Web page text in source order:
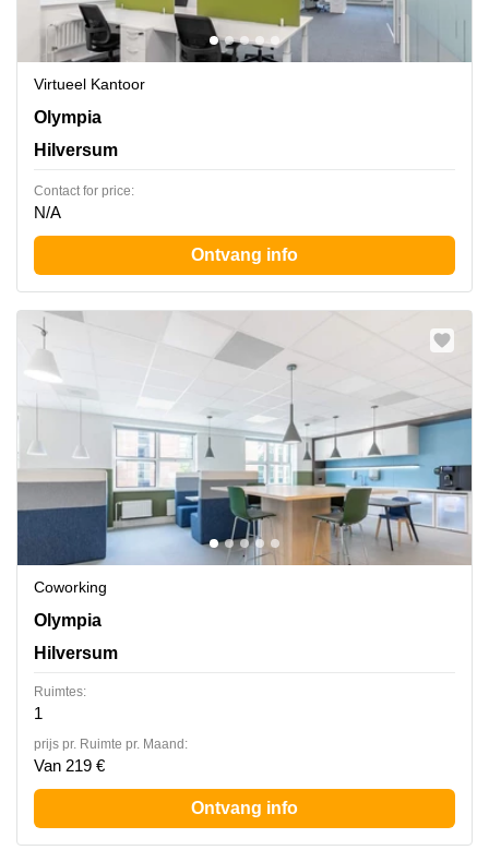
Virtueel Kantoor
Olympia 2D, Hilversum
Olympia
Hilversum
Contact for price:
N/A
Ontvang info
Coworking
Olympia 2D, Hilversum
Olympia
Hilversum
Ruimtes:
1
prijs pr. Ruimte pr. Maand:
Van 219 €
Ontvang info